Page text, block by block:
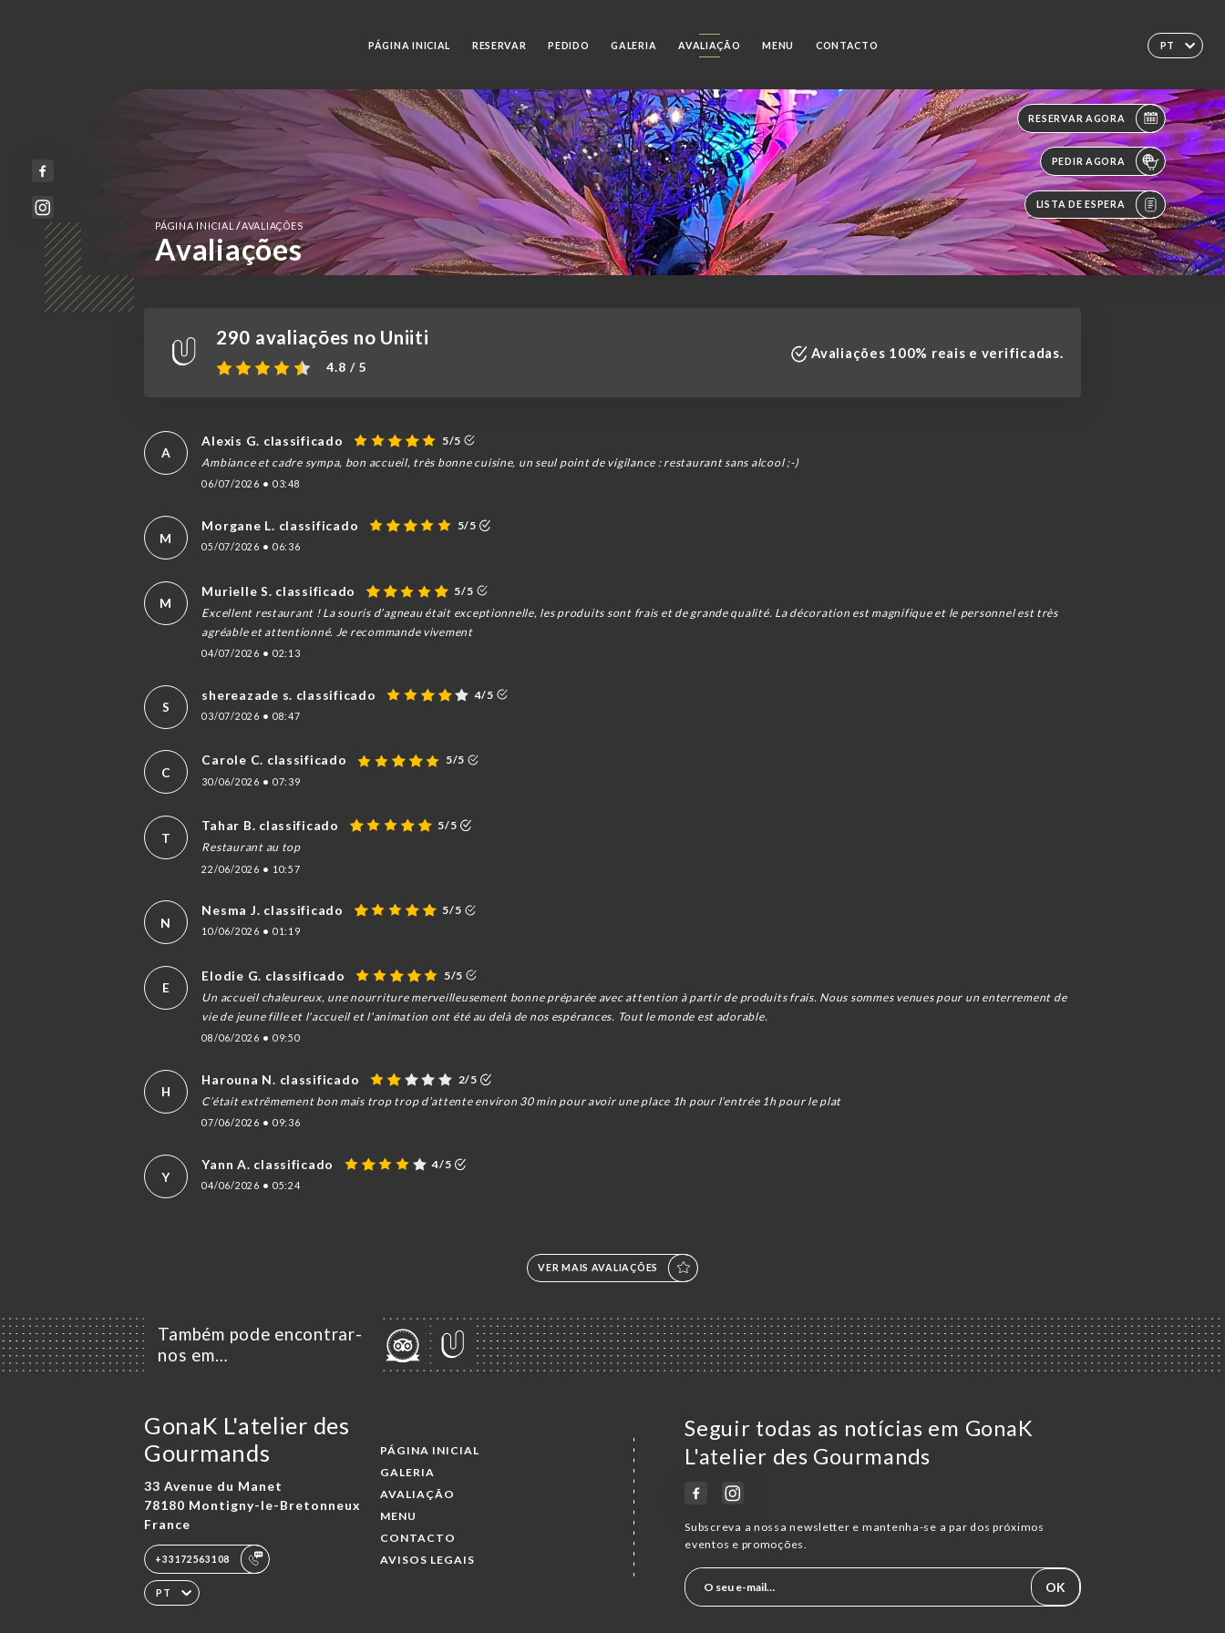
PT
PÁGINA INICIAL RESERVAR PEDIDO GALERIA AVALIAÇÃO MENU CONTACTO
RESERVAR AGORA
PEDIR AGORA
LISTA DE ESPERA
PÁGINA INICIAL/AVALIAÇÕES
Avaliações
290 avaliações no Uniiti
4.8 / 5
Avaliações 100% reais e verificadas.
A
Alexis G. classificado
5/5
Ambiance et cadre sympa, bon accueil, très bonne cuisine, un seul point de vigilance : restaurant sans alcool ;-)
06/07/2026 • 03:48
M
Morgane L. classificado 5/5
05/07/2026 • 06:36
M
Murielle S. classificado
5/5
Excellent restaurant ! La souris d’agneau était exceptionnelle, les produits sont frais et de grande qualité. La décoration est magnifique et le personnel est très
agréable et attentionné. Je recommande vivement
04/07/2026 • 02:13
S
shereazade s. classificado 4/5
03/07/2026 • 08:47
C
Carole C. classificado 5/5
30/06/2026 • 07:39
T
Tahar B. classificado
5/5
Restaurant au top
22/06/2026 • 10:57
N
Nesma J. classificado 5/5
10/06/2026 • 01:19
E
Elodie G. classificado
5/5
Un accueil chaleureux, une nourriture merveilleusement bonne préparée avec attention à partir de produits frais. Nous sommes venues pour un enterrement de
vie de jeune fille et l'accueil et l'animation ont été au delà de nos espérances. Tout le monde est adorable.
08/06/2026 • 09:50
H
Harouna N. classificado
2/5
C’était extrêmement bon mais trop trop d’attente environ 30 min pour avoir une place 1h pour l’entrée 1h pour le plat
07/06/2026 • 09:36
Y
Yann A. classificado 4/5
04/06/2026 • 05:24
VER MAIS AVALIAÇÕES
Também pode encontrar-
nos em…
GonaK L'atelier des
Gourmands
33 Avenue du Manet
78180 Montigny-le-Bretonneux
France
+33172563108
PT
PÁGINA INICIAL
GALERIA
AVALIAÇÃO
MENU
CONTACTO
AVISOS LEGAIS
Seguir todas as notícias em GonaK
L'atelier des Gourmands
Subscreva a nossa newsletter e mantenha-se a par dos próximos
eventos e promoções.
OK